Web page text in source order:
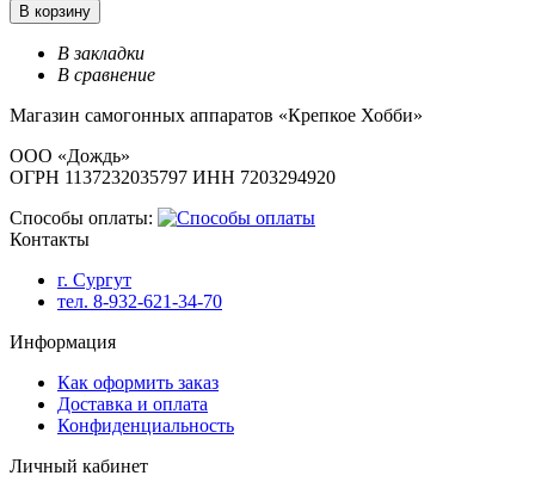
В корзину
В закладки
В сравнение
Магазин самогонных аппаратов «Крепкое Хобби»
ООО «Дождь»
ОГРН 1137232035797 ИНН 7203294920
Способы оплаты:
Контакты
г. Сургут
тел. 8-932-621-34-70
Информация
Как оформить заказ
Доставка и оплата
Конфиденциальность
Личный кабинет